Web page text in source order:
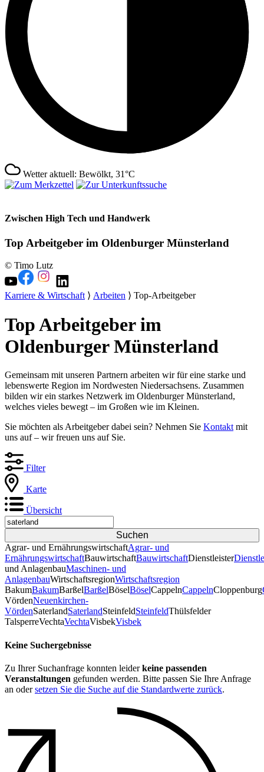
Wetter aktuell: Bewölkt, 31°C
Zwischen High Tech und Handwerk
Top Arbeitgeber im Oldenburger Münsterland
© Timo Lutz
Karriere & Wirtschaft⟩ Arbeiten ⟩ Top-Arbeitgeber
Top Arbeitgeber im
Oldenburger Münsterland
Gemeinsam mit unseren Partnern arbeiten wir für eine starke und
lebenswerte Region im Nordwesten Niedersachsens. Zusammen
bilden wir ein starkes Netzwerk im Oldenburger Münsterland,
welches vieles bewegt – im Großen wie im Kleinen.
Sie möchten als Arbeitgeber dabei sein? Nehmen Sie Kontakt mit
uns auf – wir freuen uns auf Sie.
Filter
Karte
Übersicht
Agrar- und ErnährungswirtschaftAgrar- und
ErnährungswirtschaftBauwirtschaftBauwirtschaftDienstleister
und AnlagenbauMaschinen- und
AnlagenbauWirtschaftsregionWirtschaftsregion
BakumBakumBarßelBarßelBöselBöselCappelnCappelnCloppenburg
VördenNeuenkirchen-
VördenSaterlandSaterlandSteinfeldSteinfeldThülsfelder
TalsperreVechtaVechtaVisbekVisbek
Keine Suchergebnisse
Zu Ihrer Suchanfrage konnten leiderkeine passenden
Veranstaltungen gefunden werden. Bitte passen Sie Ihre Anfrage
an odersetzen Sie die Suche auf die Standardwerte zurück.